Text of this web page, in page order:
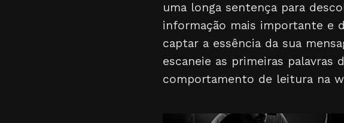
uma longa sentença para
informação mais importante e
captar a essência da sua
escaneie as primeiras palavras
comportamento de leitura na